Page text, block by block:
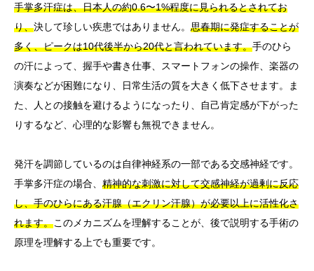
手掌多汗症は、日本人の約0.6〜1%程度に見られるとされてお
り、決して珍しい疾患ではありません。 思春期に発症することが
多く、ピークは10代後半から20代と言われています。手のひら
の汗によって、握手や書き仕事、スマートフォンの操作、楽器の
演奏などが困難になり、日常生活の質を大きく低下させます。ま
た、人との接触を避けるようになったり、自己肯定感が下がった
りするなど、心理的な影響も無視できません。
発汗を調節しているのは自律神経系の一部である交感神経です。
手掌多汗症の場合、 精神的な刺激に対して交感神経が過剰に反応
し、手のひらにある汗腺（エクリン汗腺）が必要以上に活性化さ
れます。このメカニズムを理解することが、後で説明する手術の
原理を理解する上でも重要です。